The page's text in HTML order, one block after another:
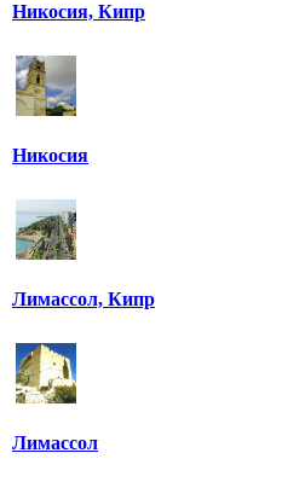
Никосия, Кипр
Никосия
Лимассол, Кипр
Лимассол